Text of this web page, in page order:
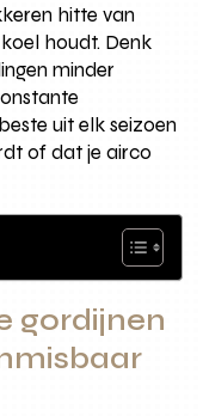
hitte van
houdt. Denk
minder
uit elk seizoen
of dat je airco
gordijnen